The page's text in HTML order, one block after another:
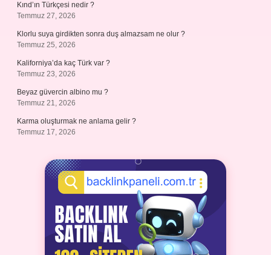
Kınd’ın Türkçesi nedir ?
Temmuz 27, 2026
Klorlu suya girdikten sonra duş almazsam ne olur ?
Temmuz 25, 2026
Kaliforniya’da kaç Türk var ?
Temmuz 23, 2026
Beyaz güvercin albino mu ?
Temmuz 21, 2026
Karma oluşturmak ne anlama gelir ?
Temmuz 17, 2026